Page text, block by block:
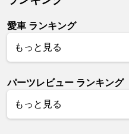
愛車 ランキング
もっと見る
パーツレビュー ランキング
もっと見る